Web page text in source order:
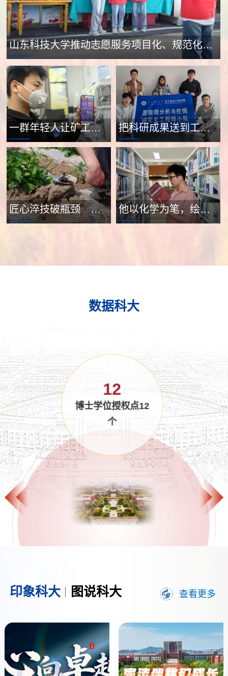
山东科技大学推动志愿服务项目化、规范化、品牌化发展 田间绽放“小红花”
一群年轻人让矿工口罩“会说话” 把科研成果送到工程现场——电信学院13支研究生工程师小队在产业一线“真题真做”
匠心淬技破瓶颈 智汇青春谱新篇——自动化学院研究生工程师小队把创新成果送到生产一线 他以化学为笔，绘就青春奋斗答卷
数据科大
博士后科研流动站
10个
印象科大 图说科大 查看更多